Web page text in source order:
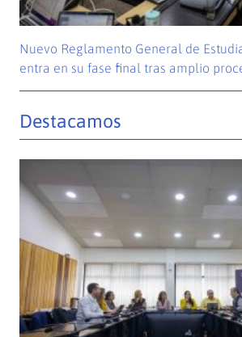
Nuevo Reglamento General de
entra en su fase final tras amplio
Destacamos